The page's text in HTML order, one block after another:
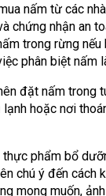
nấm từ các
chứng nhận an
trong rừng
phân biệt nấm
đặt nấm trong
hoặc nơi
thực phẩm bổ
chú ý đến cách
mong muốn,